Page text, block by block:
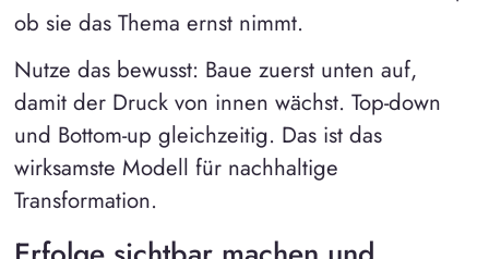
ob sie das Thema ernst nimmt.
Nutze das bewusst: Baue zuerst unten auf,
damit der Druck von innen wächst. Top-down
und Bottom-up gleichzeitig. Das ist das
wirksamste Modell für nachhaltige
Transformation.